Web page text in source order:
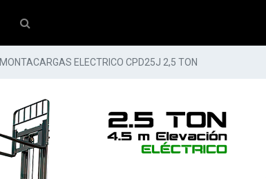
MONTACARGAS ELECTRICO CPD25J 2,5 TON